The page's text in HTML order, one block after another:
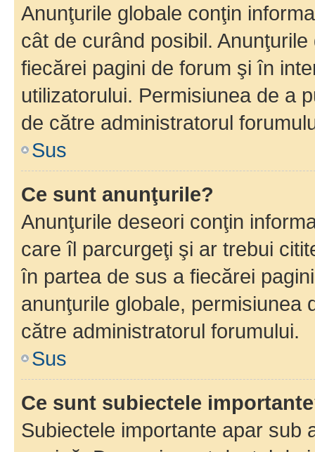
Anunţurile globale conţin
cât de curând posibil.
fiecărei pagini de forum şi în
utilizatorului. Permisiunea de a
de către administratorul
Sus
Ce sunt anunţurile?
Anunţurile deseori conţin
care îl parcurgeţi şi ar trebui
în partea de sus a fiecărei
anunţurile globale, permisiunea
către administratorul forumului.
Sus
Ce sunt subiectele
Subiectele importante apar sub